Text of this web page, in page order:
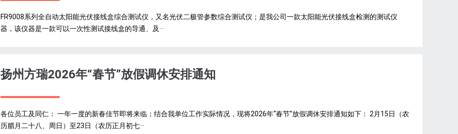
FR9008系列全自动太阳能光伏接线盒综合测试仪，又名光伏二极管参数综合测试仪；是我公司一款太阳能光伏接线盒检测的测试仪
器，该仪器是一款可以一次性测试接线盒的导通、及···
扬州方瑞2026年“春节”放假调休安排通知
各位员工及同仁： 一年一度的新春佳节即将来临；结合我单位工作实际情况，现将2026年“春节”放假调休安排通知如下： 2月15日（农
历腊月二十八、周日）至23日（农历正月初七···